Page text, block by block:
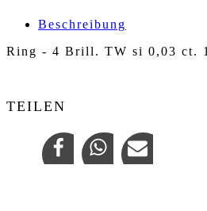
Beschreibung
Ring - 4 Brill. TW si 0,03 ct.
TEILEN